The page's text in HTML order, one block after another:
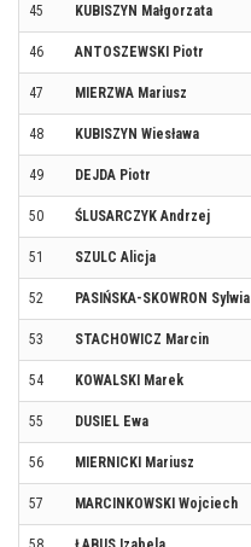
45 KUBISZYN Małgorzata
46 ANTOSZEWSKI Piotr
47 MIERZWA Mariusz
48 KUBISZYN Wiesława
49 DEJDA Piotr
50 ŚLUSARCZYK Andrzej
51 SZULC Alicja
52 PASIŃSKA-SKOWRON Sylwia
53 STACHOWICZ Marcin
54 KOWALSKI Marek
55 DUSIEL Ewa
56 MIERNICKI Mariusz
57 MARCINKOWSKI Wojciech